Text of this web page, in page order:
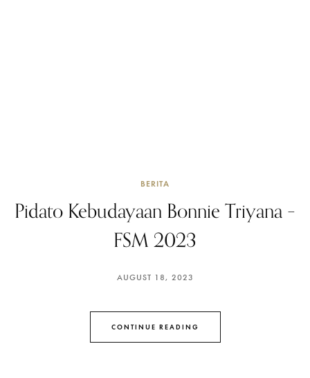
BERITA
Pidato Kebudayaan Bonnie Triyana –
FSM 2023
AUGUST 18, 2023
CONTINUE READING